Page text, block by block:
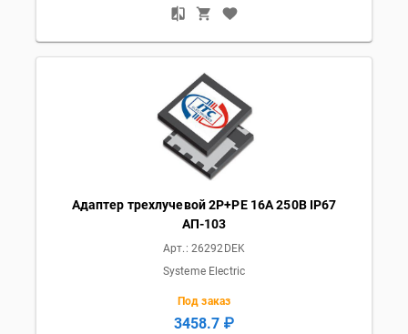
Адаптер трехлучевой 2Р+РЕ 16А 250В IP67
АП-103
Арт.: 26292DEK
Systeme Electric
Под заказ
3458.7 ₽